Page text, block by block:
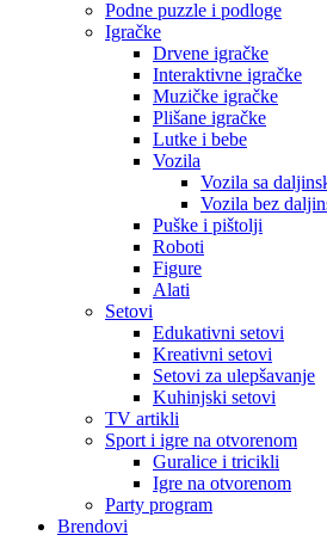
Podne puzzle i podloge
Igračke
Drvene igračke
Interaktivne igračke
Muzičke igračke
Plišane igračke
Lutke i bebe
Vozila
Vozila sa
Vozila bez
Puške i pištolji
Roboti
Figure
Alati
Setovi
Edukativni setovi
Kreativni setovi
Setovi za ulepšavanje
Kuhinjski setovi
TV artikli
Sport i igre na otvorenom
Guralice i tricikli
Igre na otvorenom
Party program
Brendovi